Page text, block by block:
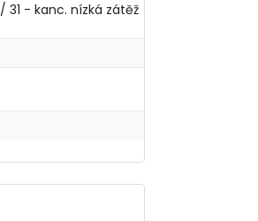
/ 31 - kanc. nízká zátěž